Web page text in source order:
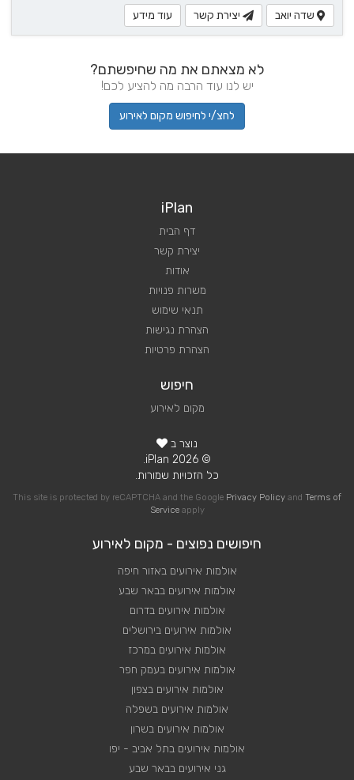
שדה יואב יצירת קשר עוד מידע
לא מצאתם את מה שחיפשתם?
יש לנו עוד הרבה מה להציע לכם!
לחצ/י לחיפוש מקום לאירוע
iPlan
דף הבית
יצירת קשר
אודות
משרות פנויות
תנאי שימוש
הצהרת נגישות
הצהרת פרטיות
חיפוש
מקום לאירוע
נוצר ב
© 2026 iPlan.
כל הזכויות שמורות.
This site is protected by reCAPTCHA and the Google Privacy Policy and Terms of
Serviceapply
חיפושים נפוצים - מקום לאירוע
אולמות אירועים באזור חיפה
אולמות אירועים בבאר שבע
אולמות אירועים בדרום
אולמות אירועים בירושלים
אולמות אירועים במרכז
אולמות אירועים בעמק חפר
אולמות אירועים בצפון
אולמות אירועים בשפלה
אולמות אירועים בשרון
אולמות אירועים בתל אביב - יפו
גני אירועים בבאר שבע